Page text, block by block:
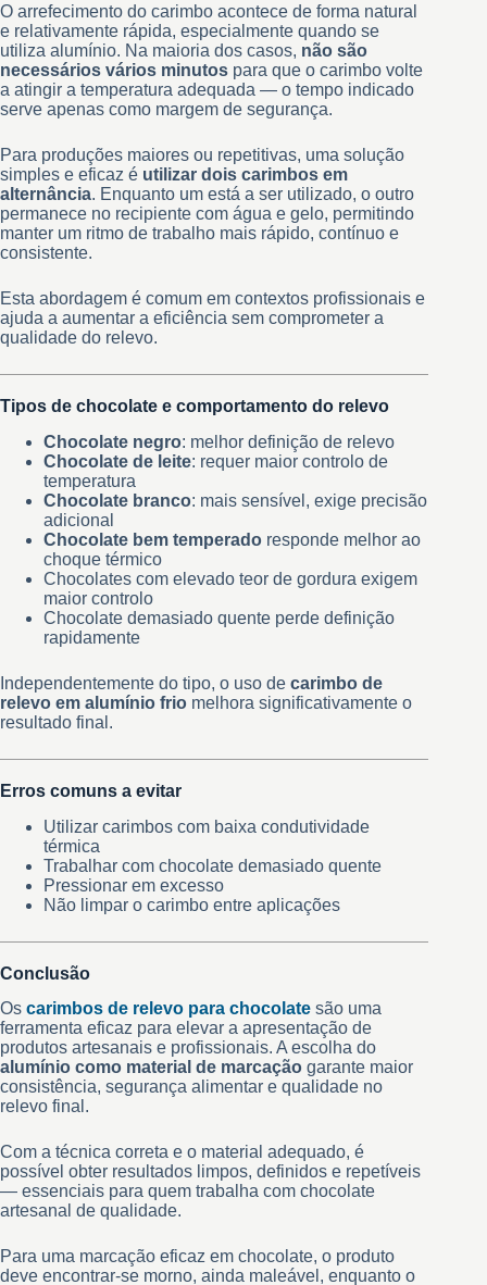
O arrefecimento do carimbo acontece de forma natural
e relativamente rápida, especialmente quando se
utiliza alumínio. Na maioria dos casos, não são
necessários vários minutos para que o carimbo volte
a atingir a temperatura adequada — o tempo indicado
serve apenas como margem de segurança.
Para produções maiores ou repetitivas, uma solução
simples e eficaz é utilizar dois carimbos em
alternância. Enquanto um está a ser utilizado, o outro
permanece no recipiente com água e gelo, permitindo
manter um ritmo de trabalho mais rápido, contínuo e
consistente.
Esta abordagem é comum em contextos profissionais e
ajuda a aumentar a eficiência sem comprometer a
qualidade do relevo.
Tipos de chocolate e comportamento do relevo
Chocolate negro: melhor definição de relevo
Chocolate de leite: requer maior controlo de
temperatura
Chocolate branco: mais sensível, exige precisão
adicional
Chocolate bem temperado responde melhor ao
choque térmico
Chocolates com elevado teor de gordura exigem
maior controlo
Chocolate demasiado quente perde definição
rapidamente
Independentemente do tipo, o uso de carimbo de
relevo em alumínio frio melhora significativamente o
resultado final.
Erros comuns a evitar
Utilizar carimbos com baixa condutividade
térmica
Trabalhar com chocolate demasiado quente
Pressionar em excesso
Não limpar o carimbo entre aplicações
Conclusão
Os carimbos de relevo para chocolate são uma
ferramenta eficaz para elevar a apresentação de
produtos artesanais e profissionais. A escolha do
alumínio como material de marcação garante maior
consistência, segurança alimentar e qualidade no
relevo final.
Com a técnica correta e o material adequado, é
possível obter resultados limpos, definidos e repetíveis
— essenciais para quem trabalha com chocolate
artesanal de qualidade.
Para uma marcação eficaz em chocolate, o produto
deve encontrar-se morno, ainda maleável, enquanto o